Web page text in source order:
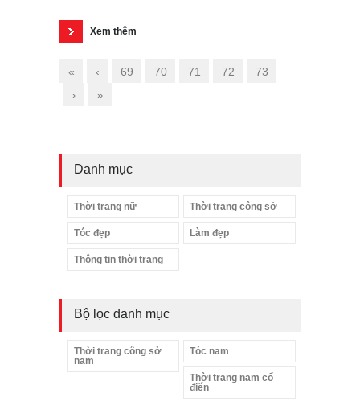
Xem thêm
« ‹ 69 70 71 72
73
›
»
Danh mục
Thời trang nữ Thời trang công sở
Tóc đẹp Làm đẹp
Thông tin thời trang
Bộ lọc danh mục
Thời trang công sở
nam
Tóc nam
Thời trang nam cổ
điển